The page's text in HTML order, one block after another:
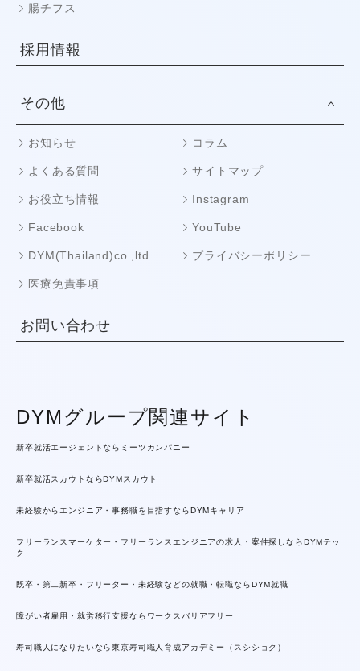
腸チフス
採用情報
その他
お知らせ コラム
よくある質問 サイトマップ
お役立ち情報 Instagram
Facebook YouTube
DYM(Thailand)co.,ltd. プライバシーポリシー
医療免責事項
お問い合わせ
DYMグループ関連サイト
新卒就活エージェントならミーツカンパニー
新卒就活スカウトならDYMスカウト
未経験からエンジニア・事務職を目指すならDYMキャリア
フリーランスマーケター・フリーランスエンジニアの求人・案件探しならDYMテッ
ク
既卒・第二新卒・フリーター・未経験などの就職・転職ならDYM就職
障がい者雇用・就労移行支援ならワークスバリアフリー
寿司職人になりたいなら東京寿司職人育成アカデミー（スシショク）